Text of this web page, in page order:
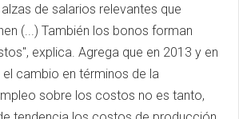
de salarios relevantes que
(...) También los bonos forman
explica. Agrega que en 2013 y en
cambio en términos de la
sobre los costos no es tanto,